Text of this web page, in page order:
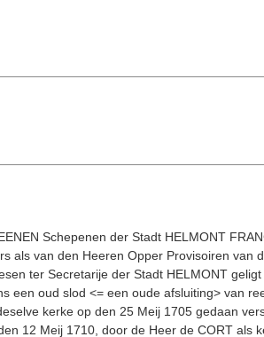
Schepenen der Stadt HELMONT
als van den Heeren Opper Provisoiren van
ter Secretarije der Stadt HELMONT
een oud slod <= een oude afsluiting> van
kerke op den 25 Meij 1705 gedaan
12 Meij 1710, door de Heer de CORT als